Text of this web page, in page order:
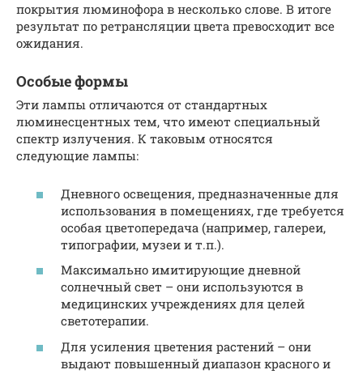
покрытия люминофора в несколько слове. В итоге
результат по ретрансляции цвета превосходит все
ожидания.
Особые формы
Эти лампы отличаются от стандартных
люминесцентных тем, что имеют специальный
спектр излучения. К таковым относятся
следующие лампы:
Дневного освещения, предназначенные для
использования в помещениях, где требуется
особая цветопередача (например, галереи,
типографии, музеи и т.п.).
Максимально имитирующие дневной
солнечный свет – они используются в
медицинских учреждениях для целей
светотерапии.
Для усиления цветения растений – они
выдают повышенный диапазон красного и